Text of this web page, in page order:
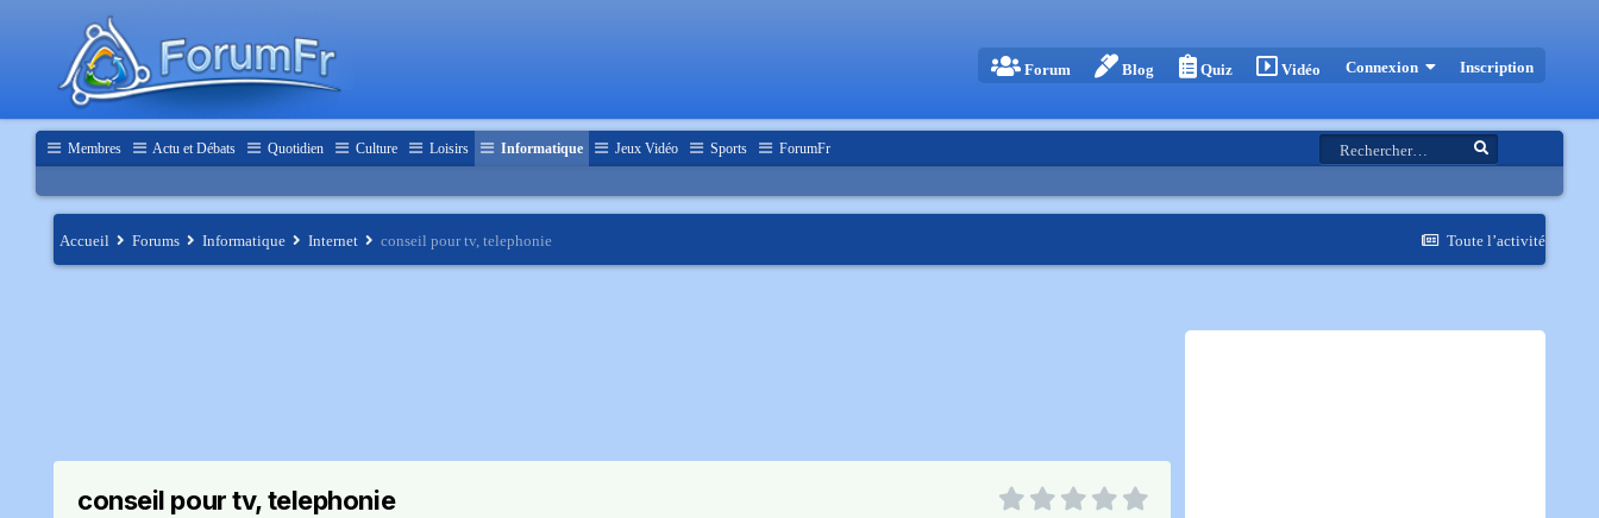
Forum Blog Quiz Vidéo Connexion Inscription
Membres Actu et Débats Quotidien Culture Loisirs Informatique Jeux Vidéo Sports ForumFr
Toute l’activité
Accueil Forums Informatique Internet conseil pour tv, telephonie
conseil pour tv, telephonie